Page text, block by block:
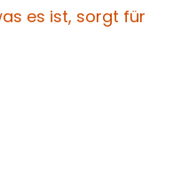
es ist, sorgt für